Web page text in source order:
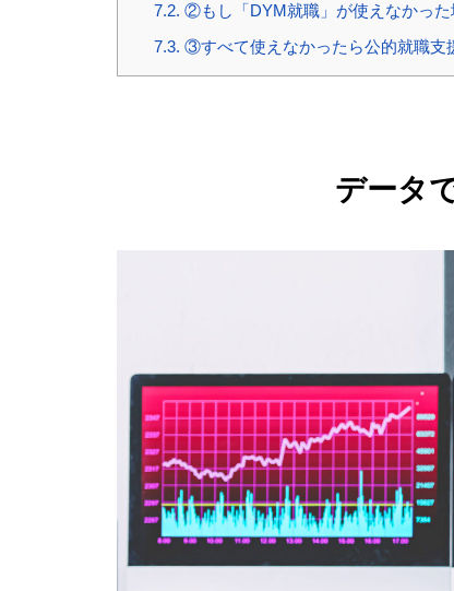
7.2. ②もし「DYM就職」が使えなかった
7.3. ③すべて使えなかったら公的就職支
データ